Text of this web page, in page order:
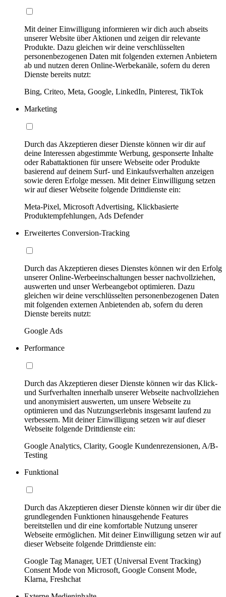
Mit deiner Einwilligung informieren wir dich auch abseits
unserer Website über Aktionen und zeigen dir relevante
Produkte. Dazu gleichen wir deine verschlüsselten
personenbezogenen Daten mit folgenden externen Anbietern
ab und nutzen deren Online-Werbekanäle, sofern du deren
Dienste bereits nutzt:
Bing, Criteo, Meta, Google, LinkedIn, Pinterest, TikTok
Marketing
Durch das Akzeptieren dieser Dienste können wir dir auf
deine Interessen abgestimmte Werbung, gesponserte Inhalte
oder Rabattaktionen für unsere Webseite oder Produkte
basierend auf deinem Surf- und Einkaufsverhalten anzeigen
sowie deren Erfolge messen. Mit deiner Einwilligung setzen
wir auf dieser Webseite folgende Drittdienste ein:
Meta-Pixel, Microsoft Advertising, Klickbasierte
Produktempfehlungen, Ads Defender
Erweitertes Conversion-Tracking
Durch das Akzeptieren dieses Dienstes können wir den Erfolg
unserer Online-Werbeeinschaltungen besser nachvollziehen,
auswerten und unser Werbeangebot optimieren. Dazu
gleichen wir deine verschlüsselten personenbezogenen Daten
mit folgenden externen Anbietenden ab, sofern du deren
Dienste bereits nutzt:
Google Ads
Performance
Durch das Akzeptieren dieser Dienste können wir das Klick-
und Surfverhalten innerhalb unserer Webseite nachvollziehen
und anonymisiert auswerten, um unsere Webseite zu
optimieren und das Nutzungserlebnis insgesamt laufend zu
verbessern. Mit deiner Einwilligung setzen wir auf dieser
Webseite folgende Drittdienste ein:
Google Analytics, Clarity, Google Kundenrezensionen, A/B-
Testing
Funktional
Durch das Akzeptieren dieser Dienste können wir dir über die
grundlegenden Funktionen hinausgehende Features
bereitstellen und dir eine komfortable Nutzung unserer
Webseite ermöglichen. Mit deiner Einwilligung setzen wir auf
dieser Webseite folgende Drittdienste ein:
Google Tag Manager, UET (Universal Event Tracking)
Consent Mode von Microsoft, Google Consent Mode,
Klarna, Freshchat